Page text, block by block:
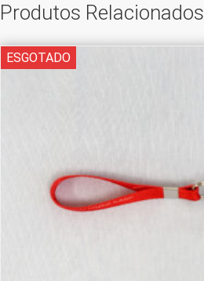
Produtos Relacionados
ESGOTADO